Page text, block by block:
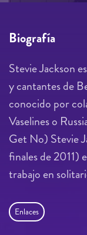
Biografía
Stevie Jackson
y cantantes de
conocido por
Vaselines o
Get No) Stevie
finales de 2011)
trabajo en
Enlaces